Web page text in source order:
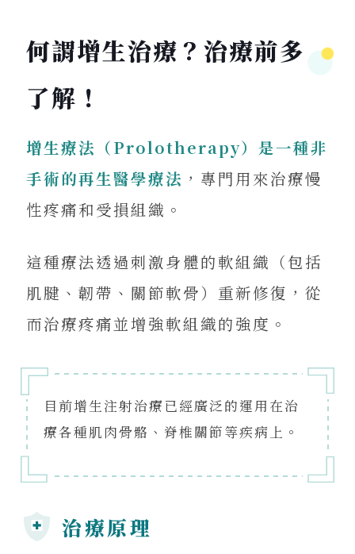
何謂增生治療？治療前多
了解！
增生療法（Prolotherapy）是一種非
手術的再生醫學療法 ，專門用來治療慢
性疼痛和受損組織。
這種療法透過刺激身體的軟組織（包括
肌腱、韌帶、關節軟骨）重新修復，從
而治療疼痛並增強軟組織的強度。
目前增生注射治療已經廣泛的運用在治
療各種肌肉骨骼、脊椎關節等疾病上。
治療原理